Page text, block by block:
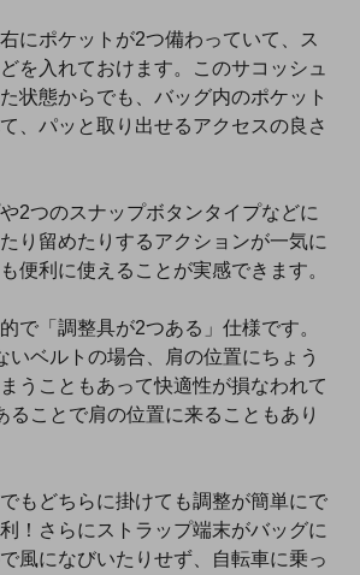
にポケットが2つ備わっていて、ス
を入れておけます。このサコッシュ
状態からでも、バッグ内のポケット
、パッと取り出せるアクセスの良さ
2つのスナップボタンタイプなどに
り留めたりするアクションが一気に
便利に使えることが実感できます。
で「調整具が2つある」仕様です。
いベルトの場合、肩の位置にちょう
うこともあって快適性が損なわれて
ることで肩の位置に来ることもあり
もどちらに掛けても調整が簡単にで
！さらにストラップ端末がバッグに
風になびいたりせず、自転車に乗っ